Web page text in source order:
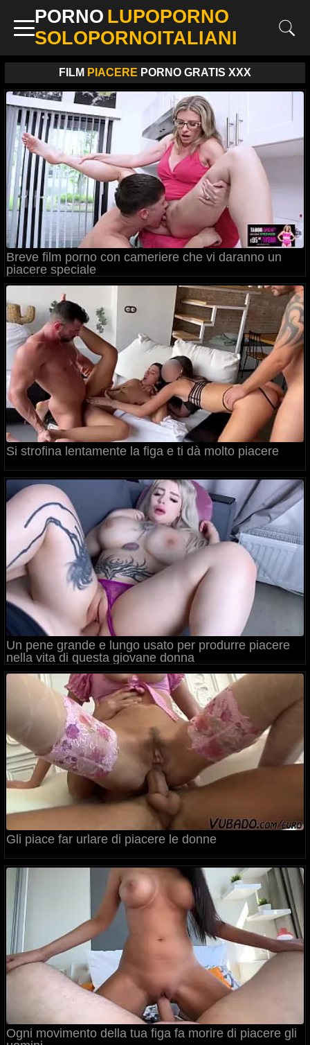
PORNO LUPOPORNO
SOLOPORNOITALIANI
FILM PIACERE PORNO GRATIS XXX
Breve film porno con cameriere che vi daranno un
piacere speciale
Si strofina lentamente la figa e ti dà molto piacere
Un pene grande e lungo usato per produrre piacere
nella vita di questa giovane donna
Gli piace far urlare di piacere le donne
Ogni movimento della tua figa fa morire di piacere gli